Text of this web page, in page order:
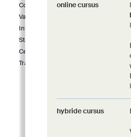
online cursus
hybride cursus
Contacteer ons
Vacatures
Internationalisering
Stageaanvraag
Centrumreglement
Trajectschema's
Online